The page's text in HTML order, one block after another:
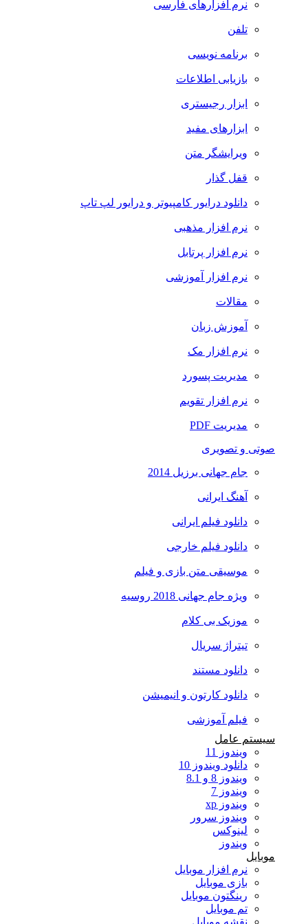
نرم افزارهای فارسی
تلفن
برنامه نویسی
بازیابی اطلاعات
ابزار رجیستری
ابزارهای مفید
ویرایشگر متن
قفل گذار
دانلود درایور کامپیوتر و درایور لپ تاپ
نرم افزار مذهبی
نرم افزار پرتابل
نرم افزار آموزشی
مقالات
آموزش زبان
نرم افزار مک
مدیریت پسورد
نرم افزار تقویم
مدیریت PDF
صوتی و تصویری
جام جهانی برزیل 2014
آهنگ ایرانی
دانلود فیلم ایرانی
دانلود فیلم خارجی
موسیقی متن بازی و فیلم
ویژه جام جهانی 2018 روسیه
موزیک بی کلام
تیتراژ سریال
دانلود مستند
دانلود کارتون و انیمیشن
فیلم آموزشی
سیستم عامل
ویندوز 11
دانلود ویندوز 10
ویندوز 8 و 8.1
ویندوز 7
ویندوز xp
ویندوز سرور
لینوکس
ویندوز
موبایل
نرم افزار موبایل
بازی موبایل
رینگتون موبایل
تم موبایل
نقشه موبایل